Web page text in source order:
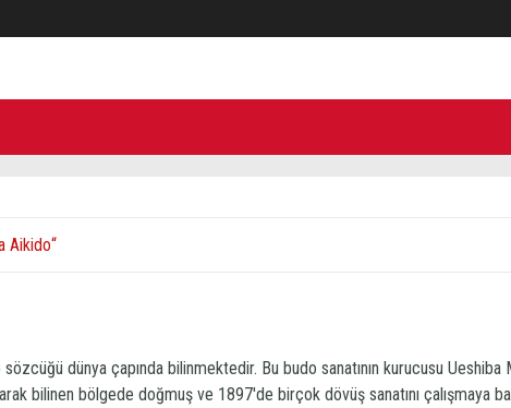
Aikido
dünya çapında bilinmektedir. Bu budo sanatının kurucusu
bilinen bölgede doğmuş ve 1897'de birçok dövüş sanatını çalışmaya